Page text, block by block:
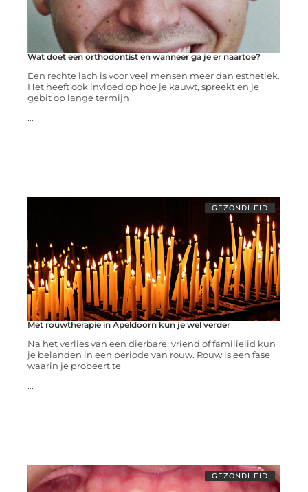
Wat doet een orthodontist en wanneer ga je er naartoe?
Een rechte lach is voor veel mensen meer dan esthetiek.
Het heeft ook invloed op hoe je kauwt, spreekt en je
gebit op lange termijn
...
GEZONDHEID
Met rouwtherapie in Apeldoorn kun je wel verder
Na het verlies van een dierbare, vriend of familielid kun
je belanden in een periode van rouw. Rouw is een fase
waarin je probeert te
...
GEZONDHEID